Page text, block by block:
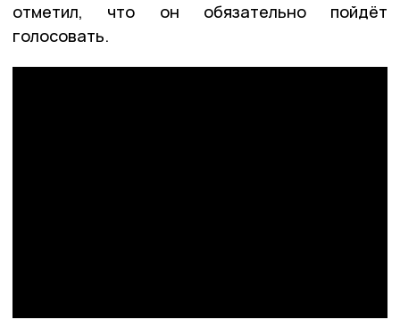
отметил, что он обязательно пойдёт
голосовать.